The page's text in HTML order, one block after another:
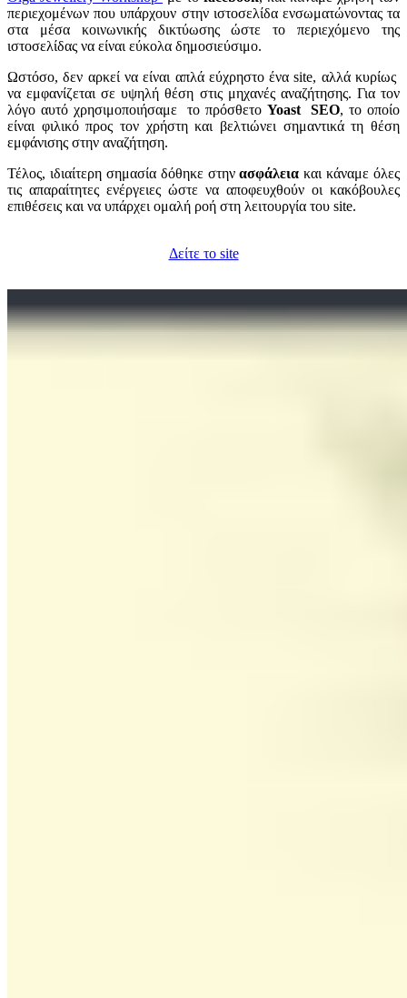
περιεχομένων που υπάρχουν στην ιστοσελίδα ενσωματώνοντας τα
στα μέσα κοινωνικής δικτύωσης ώστε το περιεχόμενο της
ιστοσελίδας να είναι εύκολα δημοσιεύσιμο.
Ωστόσο, δεν αρκεί να είναι απλά εύχρηστο ένα site, αλλά κυρίως
να εμφανίζεται σε υψηλή θέση στις μηχανές αναζήτησης. Για τον
λόγο αυτό χρησιμοποιήσαμε το πρόσθετο Yoast SEO, το οποίο
είναι φιλικό προς τον χρήστη και βελτιώνει σημαντικά τη θέση
εμφάνισης στην αναζήτηση.
Τέλος, ιδιαίτερη σημασία δόθηκε στηνασφάλεια και κάναμε όλες
τις απαραίτητες ενέργειες ώστε να αποφευχθούν οι κακόβουλες
επιθέσεις και να υπάρχει ομαλή ροή στη λειτουργία του site.
Δείτε το site